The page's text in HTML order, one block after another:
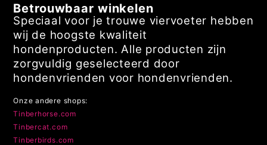
Betrouwbaar winkelen
Speciaal voor je trouwe viervoeter hebben
wij de hoogste kwaliteit
hondenproducten. Alle producten zijn
zorgvuldig geselecteerd door
hondenvrienden voor hondenvrienden.
Onze andere shops:
Tinberhorse.com
Tinbercat.com
Tinberbirds.com